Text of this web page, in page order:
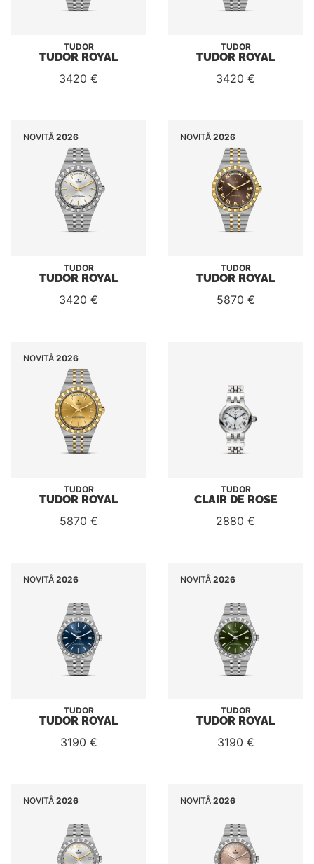
TUDOR
TUDOR ROYAL
3420 €
TUDOR
TUDOR ROYAL
3420 €
NOVITÅ 2026
TUDOR
TUDOR ROYAL
3420 €
NOVITÅ 2026
TUDOR
TUDOR ROYAL
5870 €
NOVITÅ 2026
TUDOR
TUDOR ROYAL
5870 €
TUDOR
CLAIR DE ROSE
2880 €
NOVITÅ 2026
TUDOR
TUDOR ROYAL
3190 €
NOVITÅ 2026
TUDOR
TUDOR ROYAL
3190 €
NOVITÅ 2026 NOVITÅ 2026